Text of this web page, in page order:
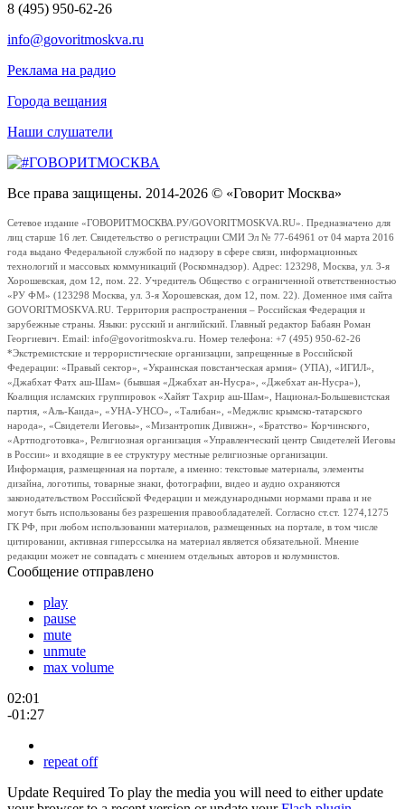
8 (495) 950-62-26
info@govoritmoskva.ru
Реклама на радио
Города вещания
Наши слушатели
Все права защищены. 2014-2026 © «Говорит Москва»
Сетевое издание «ГОВОРИТМОСКВА.РУ/GOVORITMOSKVA.RU». Предназначено для
лиц старше 16 лет. Свидетельство о регистрации СМИ Эл № 77-64961 от 04 марта 2016
года выдано Федеральной службой по надзору в сфере связи, информационных
технологий и массовых коммуникаций (Роскомнадзор). Адрес: 123298, Москва, ул. 3-я
Хорошевская, дом 12, пом. 22. Учредитель Общество с ограниченной ответственностью
«РУ ФМ» (123298 Москва, ул. 3-я Хорошевская, дом 12, пом. 22). Доменное имя сайта
GOVORITMOSKVA.RU. Территория распространения – Российская Федерация и
зарубежные страны. Языки: русский и английский. Главный редактор Бабаян Роман
Георгиевич. Email: info@govoritmoskva.ru. Номер телефона: +7 (495) 950-62-26
*Экстремистские и террористические организации, запрещенные в Российской
Федерации: «Правый сектор», «Украинская повстанческая армия» (УПА), «ИГИЛ»,
«Джабхат Фатх аш-Шам» (бывшая «Джабхат ан-Нусра», «Джебхат ан-Нусра»),
Коалиция исламских группировок «Хайят Тахрир аш-Шам», Национал-Большевистская
партия, «Аль-Каида», «УНА-УНСО», «Талибан», «Меджлис крымско-татарского
народа», «Свидетели Иеговы», «Мизантропик Дивижн», «Братство» Корчинского,
«Артподготовка», Религиозная организация «Управленческий центр Свидетелей Иеговы
в России» и входящие в ее структуру местные религиозные организации.
Информация, размещенная на портале, а именно: текстовые материалы, элементы
дизайна, логотипы, товарные знаки, фотографии, видео и аудио охраняются
законодательством Российской Федерации и международными нормами права и не
могут быть использованы без разрешения правообладателей. Согласно ст.ст. 1274,1275
ГК РФ, при любом использовании материалов, размещенных на портале, в том числе
цитировании, активная гиперссылка на материал является обязательной. Мнение
редакции может не совпадать с мнением отдельных авторов и колумнистов.
Сообщение отправлено
play
pause
mute
unmute
max volume
02:01
-01:27
repeat off
Update Required To play the media you will need to either update